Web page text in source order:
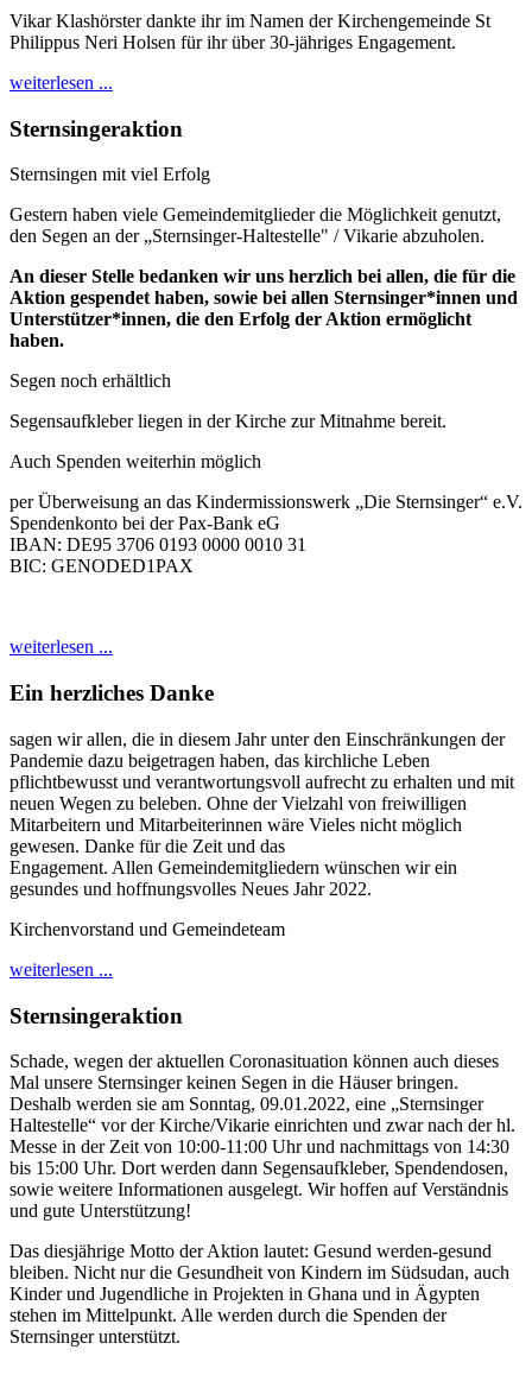
Vikar Klashörster dankte ihr im Namen der Kirchengemeinde St
Philippus Neri Holsen für ihr über 30-jähriges Engagement.
weiterlesen ...
Sternsingeraktion
Sternsingen mit viel Erfolg
Gestern haben viele Gemeindemitglieder die Möglichkeit genutzt,
den Segen an der „Sternsinger-Haltestelle" / Vikarie abzuholen.
An dieser Stelle bedanken wir uns herzlich bei allen, die für die
Aktion gespendet haben, sowie bei allen Sternsinger*innen und
Unterstützer*innen, die den Erfolg der Aktion ermöglicht
haben.
Segen noch erhältlich
Segensaufkleber liegen in der Kirche zur Mitnahme bereit.
Auch Spenden weiterhin möglich
per Überweisung an das Kindermissionswerk „Die Sternsinger“ e.V.
Spendenkonto bei der Pax-Bank eG
IBAN: DE95 3706 0193 0000 0010 31
BIC: GENODED1PAX
weiterlesen ...
Ein herzliches Danke
sagen wir allen, die in diesem Jahr unter den Einschränkungen der
Pandemie dazu beigetragen haben, das kirchliche Leben
pflichtbewusst und verantwortungsvoll aufrecht zu erhalten und mit
neuen Wegen zu beleben. Ohne der Vielzahl von freiwilligen
Mitarbeitern und Mitarbeiterinnen wäre Vieles nicht möglich
gewesen. Danke für die Zeit und das
Engagement. Allen Gemeindemitgliedern wünschen wir ein
gesundes und hoffnungsvolles Neues Jahr 2022.
Kirchenvorstand und Gemeindeteam
weiterlesen ...
Sternsingeraktion
Schade, wegen der aktuellen Coronasituation können auch dieses
Mal unsere Sternsinger keinen Segen in die Häuser bringen.
Deshalb werden sie am Sonntag, 09.01.2022, eine „Sternsinger
Haltestelle“ vor der Kirche/Vikarie einrichten und zwar nach der hl.
Messe in der Zeit von 10:00-11:00 Uhr und nachmittags von 14:30
bis 15:00 Uhr. Dort werden dann Segensaufkleber, Spendendosen,
sowie weitere Informationen ausgelegt. Wir hoffen auf Verständnis
und gute Unterstützung!
Das diesjährige Motto der Aktion lautet: Gesund werden-gesund
bleiben. Nicht nur die Gesundheit von Kindern im Südsudan, auch
Kinder und Jugendliche in Projekten in Ghana und in Ägypten
stehen im Mittelpunkt. Alle werden durch die Spenden der
Sternsinger unterstützt.